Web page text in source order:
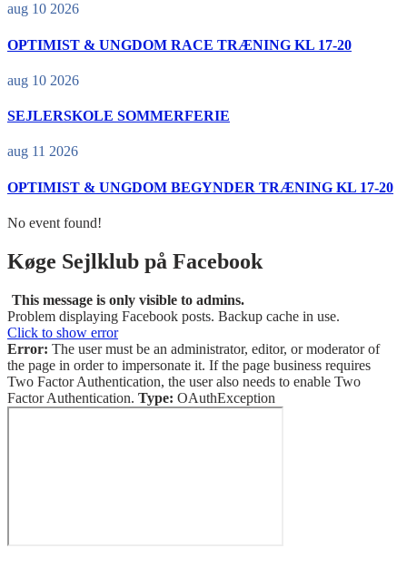
aug 10 2026
OPTIMIST & UNGDOM RACE TRÆNING KL 17-20
aug 10 2026
SEJLERSKOLE SOMMERFERIE
aug 11 2026
OPTIMIST & UNGDOM BEGYNDER TRÆNING KL 17-20
No event found!
Køge Sejlklub på Facebook
This message is only visible to admins.
Problem displaying Facebook posts. Backup cache in use.
Click to show error
Error: The user must be an administrator, editor, or moderator of
the page in order to impersonate it. If the page business requires
Two Factor Authentication, the user also needs to enable Two
Factor Authentication. Type: OAuthException